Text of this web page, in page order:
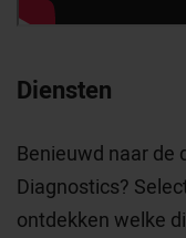
Diensten
Benieuwd naar de
Diagnostics?
ontdekken welke